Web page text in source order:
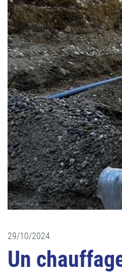
29/10/2024
Un